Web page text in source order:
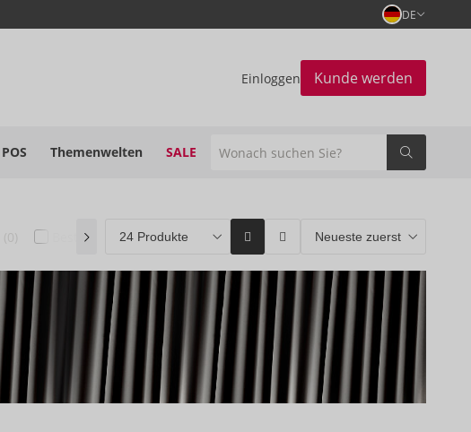
DE
Einloggen Kunde werden
POS Themenwelten SALE
(0) Bestseller (0)